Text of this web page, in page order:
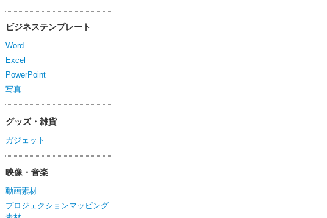
ビジネステンプレート
Word
Excel
PowerPoint
写真
グッズ・雑貨
ガジェット
映像・音楽
動画素材
プロジェクションマッピング